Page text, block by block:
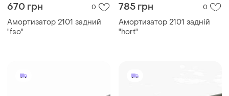
670 грн 0
Амортизатор 2101 задний
"fso"
785 грн 0
Амортизатор 2101 задній
"hort"